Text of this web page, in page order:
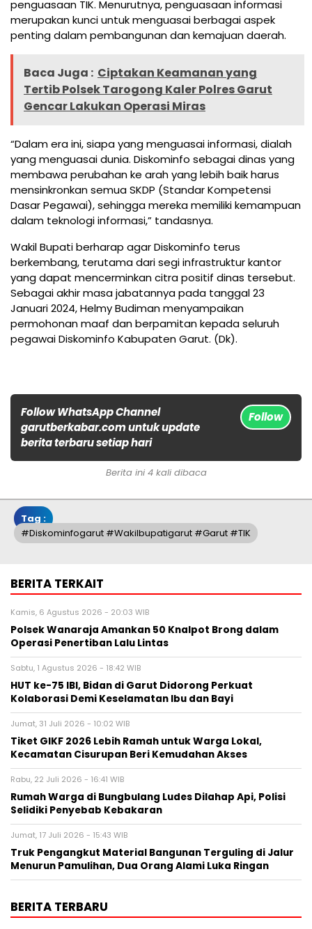
penguasaan TIK. Menurutnya, penguasaan informasi
merupakan kunci untuk menguasai berbagai aspek
penting dalam pembangunan dan kemajuan daerah.
Baca Juga : Ciptakan Keamanan yang
Tertib Polsek Tarogong Kaler Polres Garut
Gencar Lakukan Operasi Miras
“Dalam era ini, siapa yang menguasai informasi, dialah
yang menguasai dunia. Diskominfo sebagai dinas yang
membawa perubahan ke arah yang lebih baik harus
mensinkronkan semua SKDP (Standar Kompetensi
Dasar Pegawai), sehingga mereka memiliki kemampuan
dalam teknologi informasi,” tandasnya.
Wakil Bupati berharap agar Diskominfo terus
berkembang, terutama dari segi infrastruktur kantor
yang dapat mencerminkan citra positif dinas tersebut.
Sebagai akhir masa jabatannya pada tanggal 23
Januari 2024, Helmy Budiman menyampaikan
permohonan maaf dan berpamitan kepada seluruh
pegawai Diskominfo Kabupaten Garut. (Dk).
Follow WhatsApp Channel
garutberkabar.com untuk update
berita terbaru setiap hari
Follow
Berita ini 4 kali dibaca
Tag :
#diskominfogarut #wakilbupatigarut #garut #TIK
BERITA TERKAIT
Kamis, 6 Agustus 2026 - 20:03 WIB
Polsek Wanaraja Amankan 50 Knalpot Brong dalam
Operasi Penertiban Lalu Lintas
Sabtu, 1 Agustus 2026 - 18:42 WIB
HUT ke-75 IBI, Bidan di Garut Didorong Perkuat
Kolaborasi Demi Keselamatan Ibu dan Bayi
Jumat, 31 Juli 2026 - 10:02 WIB
Tiket GIKF 2026 Lebih Ramah untuk Warga Lokal,
Kecamatan Cisurupan Beri Kemudahan Akses
Rabu, 22 Juli 2026 - 16:41 WIB
Rumah Warga di Bungbulang Ludes Dilahap Api, Polisi
Selidiki Penyebab Kebakaran
Jumat, 17 Juli 2026 - 15:43 WIB
Truk Pengangkut Material Bangunan Terguling di Jalur
Menurun Pamulihan, Dua Orang Alami Luka Ringan
BERITA TERBARU